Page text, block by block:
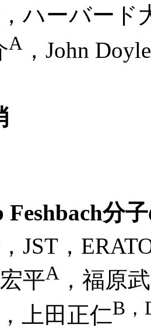
，ハーバード
A ，John Doyle
Feshbach分
，JST，
平A ，福原武
，上田正仁B，